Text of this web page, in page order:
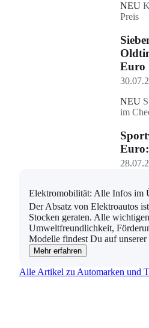
NEU
Preis
Euro
NEU
im
Elektromobilität: Alle Infos im
Der Absatz von Elektroautos
Stocken geraten. Alle
Umweltfreundlichkeit,
Modelle findest Du auf unserer
Mehr erfahren
Alle Artikel zu Automarken und